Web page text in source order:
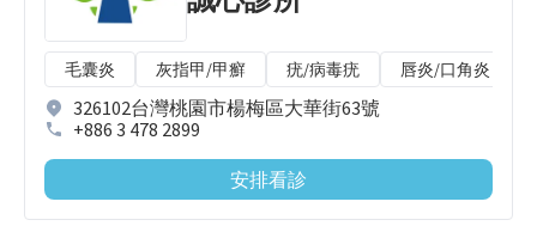
毛囊炎 灰指甲/甲癬 疣/病毒疣 唇炎/口角炎
326102台灣桃園市楊梅區大華街63號
+886 3 478 2899
安排看診